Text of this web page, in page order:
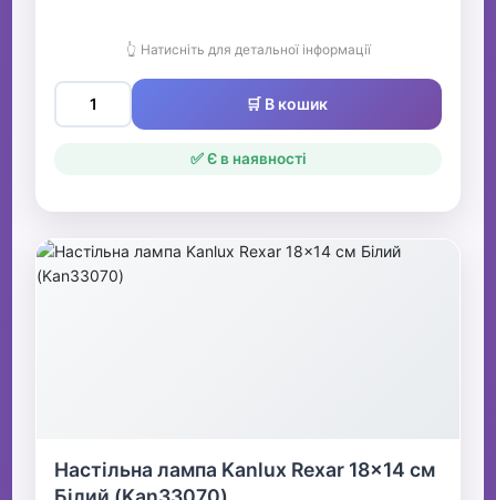
👆 Натисніть для детальної інформації
🛒 В кошик
✅ Є в наявності
Настільна лампа Kanlux Rexar 18x14 см